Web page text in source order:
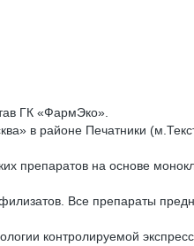
ГК «ФармЭко».
в районе Печатники
препаратов на основе
Все препараты
контролируемой